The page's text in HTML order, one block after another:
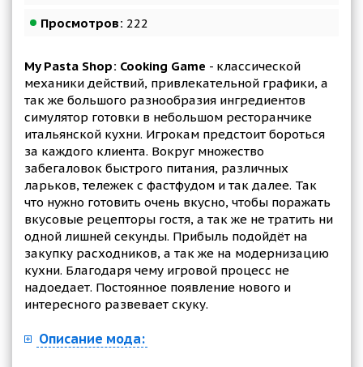
Просмотров: 222
My Pasta Shop: Cooking Game - классической
механики действий, привлекательной графики, а
так же большого разнообразия ингредиентов
симулятор готовки в небольшом ресторанчике
итальянской кухни. Игрокам предстоит бороться
за каждого клиента. Вокруг множество
забегаловок быстрого питания, различных
ларьков, тележек с фастфудом и так далее. Так
что нужно готовить очень вкусно, чтобы поражать
вкусовые рецепторы гостя, а так же не тратить ни
одной лишней секунды. Прибыль подойдёт на
закупку расходников, а так же на модернизацию
кухни. Благодаря чему игровой процесс не
надоедает. Постоянное появление нового и
интересного развевает скуку.
Описание мода: